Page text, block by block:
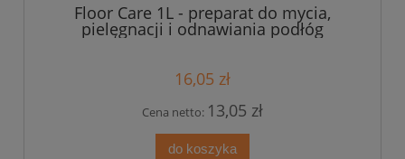
Floor Care 1L - preparat do mycia,
pielęgnacji i odnawiania podłóg
16,05 zł
Cena netto: 13,05 zł
do koszyka